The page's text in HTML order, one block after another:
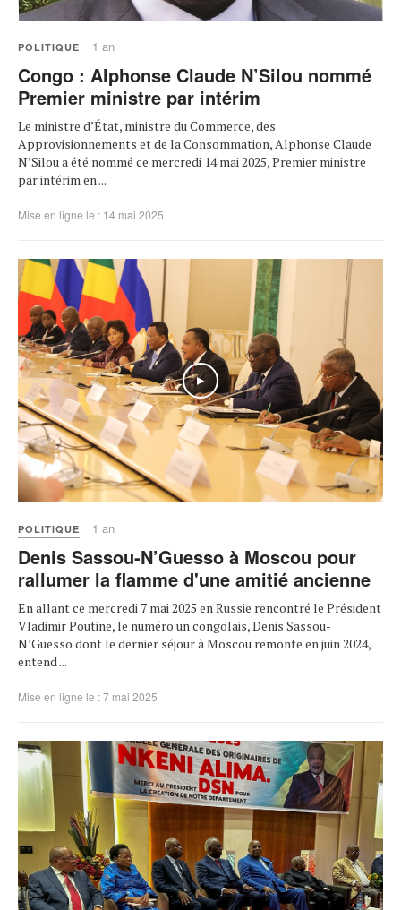
POLITIQUE 1 an
Congo : Alphonse Claude N’Silou nommé
Premier ministre par intérim
Le ministre d’État, ministre du Commerce, des
Approvisionnements et de la Consommation, Alphonse Claude
N’Silou a été nommé ce mercredi 14 mai 2025, Premier ministre
par intérim en ...
Mise en ligne le : 14 mai 2025
POLITIQUE 1 an
Denis Sassou-N’Guesso à Moscou pour
rallumer la flamme d'une amitié ancienne
En allant ce mercredi 7 mai 2025 en Russie rencontré le Président
Vladimir Poutine, le numéro un congolais, Denis Sassou-
N’Guesso dont le dernier séjour à Moscou remonte en juin 2024,
entend ...
Mise en ligne le : 7 mai 2025